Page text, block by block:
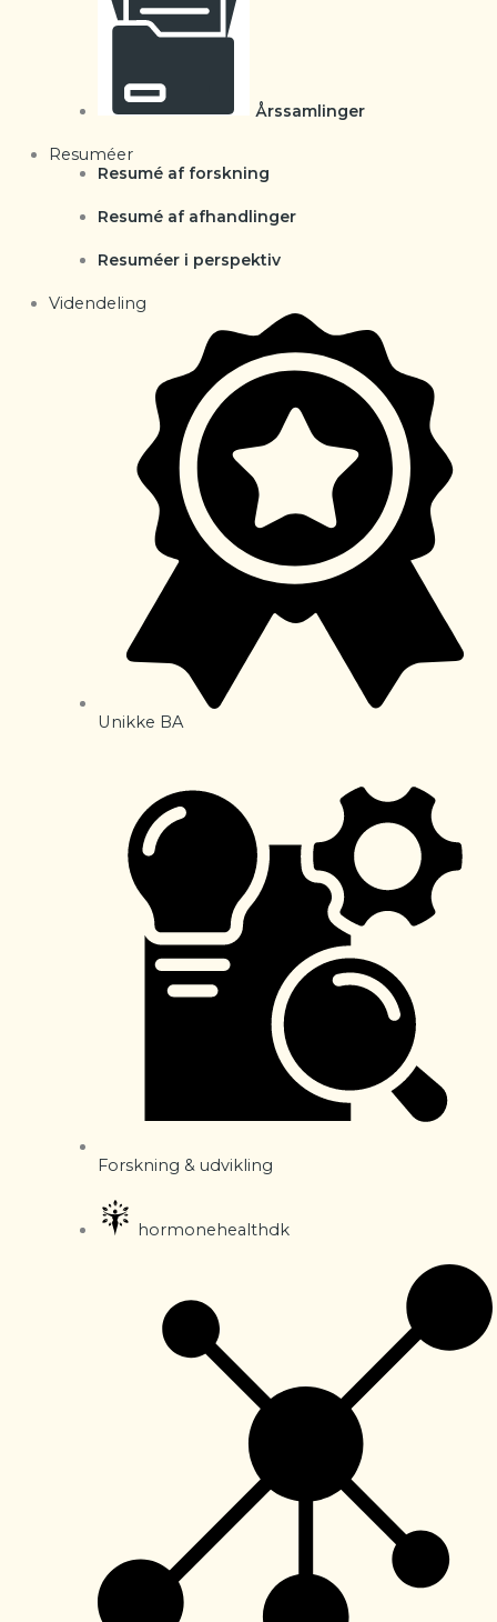
Årssamlinger
Resuméer
Resumé af forskning
Resumé af afhandlinger
Resuméer i perspektiv
Videndeling
Unikke BA
Forskning & udvikling
hormonehealthdk